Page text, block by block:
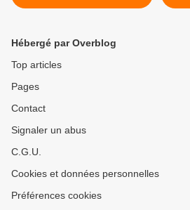
SONG
Hébergé par Overblog
Top articles
Pages
Contact
Signaler un abus
C.G.U.
Cookies et données personnelles
Préférences cookies